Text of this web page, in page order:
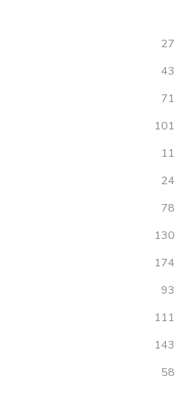
27
43
71
101
11
24
78
130
174
93
111
143
58